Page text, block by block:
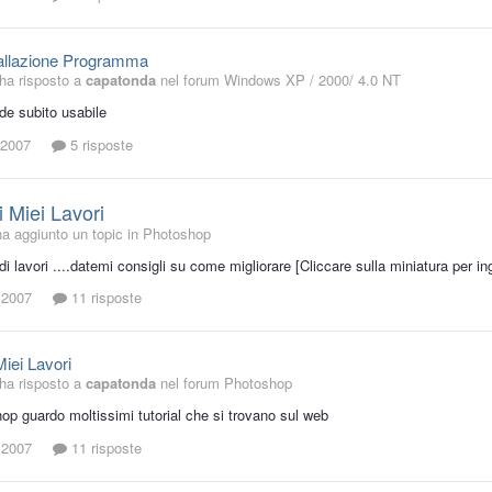
Programma
risposto a capatonda nel forum Windows XP / 2000/ 4.0 NT
subito usabile
5 risposte
Miei Lavori
aggiunto un topic in Photoshop
lavori ....datemi consigli su come migliorare [Cliccare sulla miniatura per
11 risposte
Lavori
risposto a capatonda nel forum Photoshop
guardo moltissimi tutorial che si trovano sul web
11 risposte